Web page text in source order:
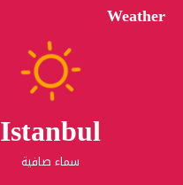
Weather
Istanbul
سماء صافية